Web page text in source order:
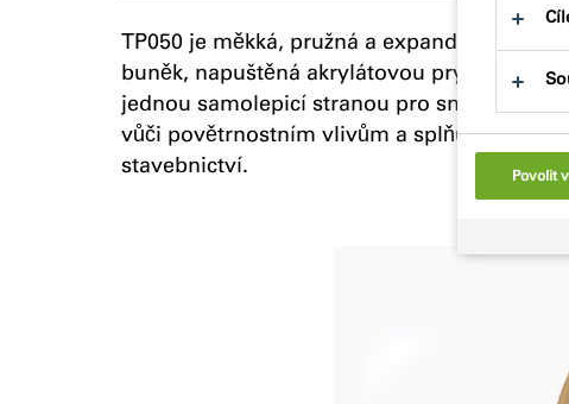
TP050 je měkká, pružná a expandující
buněk, napuštěná akrylátovou pryskyřicí.
jednou samolepicí stranou pro snadnou
vůči povětrnostním vlivům a splňuje
stavebnictví.
Povolit